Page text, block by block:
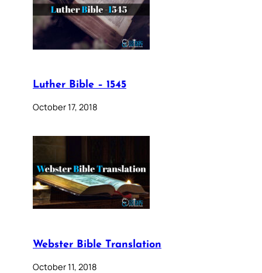
Luther Bible – 1545
October 17, 2018
Webster Bible Translation
October 11, 2018